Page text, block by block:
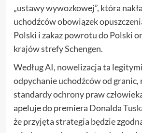
„ustawy wywozkowej”, która
uchodźców obowiązek
Polski i zakaz powrotu do Polski
krajów strefy Schengen.
Według AI, nowelizacja ta
odpychanie uchodźców od granic,
standardy ochrony praw
apeluje do premiera Donalda
że przyjęta strategia będzie